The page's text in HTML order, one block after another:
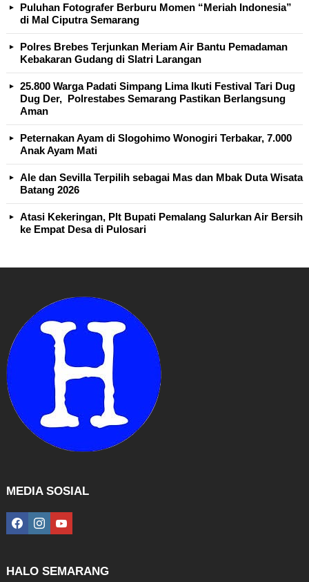
Puluhan Fotografer Berburu Momen “Meriah Indonesia”
di Mal Ciputra Semarang
Polres Brebes Terjunkan Meriam Air Bantu Pemadaman
Kebakaran Gudang di Slatri Larangan
25.800 Warga Padati Simpang Lima Ikuti Festival Tari Dug
Dug Der, Polrestabes Semarang Pastikan Berlangsung
Aman
Peternakan Ayam di Slogohimo Wonogiri Terbakar, 7.000
Anak Ayam Mati
Ale dan Sevilla Terpilih sebagai Mas dan Mbak Duta Wisata
Batang 2026
Atasi Kekeringan, Plt Bupati Pemalang Salurkan Air Bersih
ke Empat Desa di Pulosari
MEDIA SOSIAL
facebookinstagramyoutube
HALO SEMARANG